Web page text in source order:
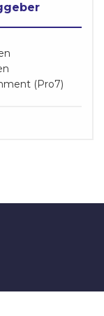
(Pro7)